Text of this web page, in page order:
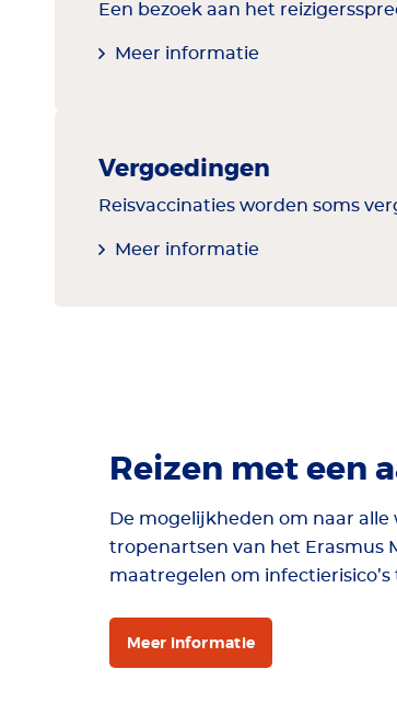
Een bezoek aan het
Meer informatie
Vergoedingen
Reisvaccinaties worden soms
Meer informatie
Reizen met een
De mogelijkheden om naar
tropenartsen van het Erasmus
maatregelen om
Meer informatie